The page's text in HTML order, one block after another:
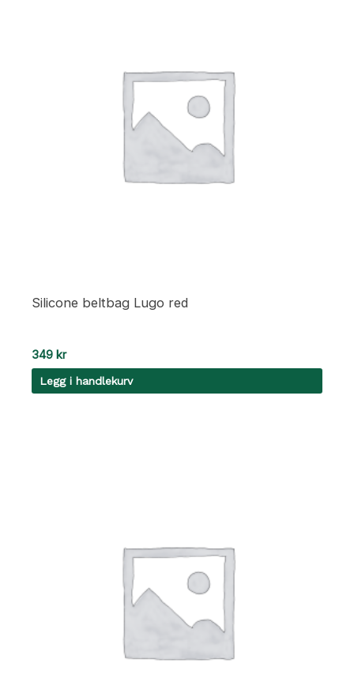
Silicone beltbag Lugo red
349 kr
Legg i handlekurv